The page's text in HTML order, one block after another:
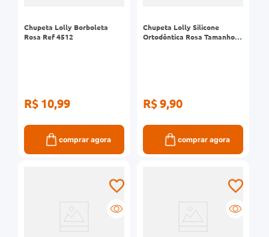
Chupeta Lolly Borboleta
Rosa Ref 4512
R$ 10,99
comprar agora
Chupeta Lolly Silicone
Ortodôntica Rosa Tamanho 2
R$ 9,90
comprar agora